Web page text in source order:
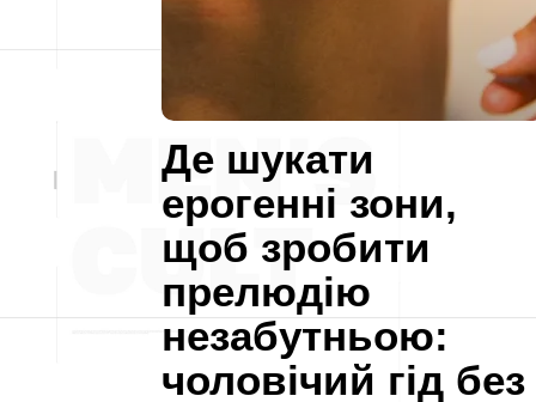
Де шукати
ерогенні зони,
щоб зробити
прелюдію
незабутньою:
чоловічий гід без